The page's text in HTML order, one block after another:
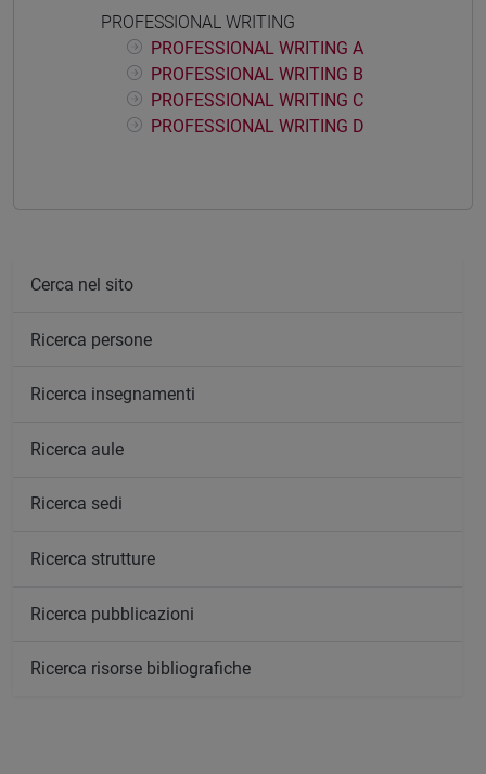
PROFESSIONAL WRITING
PROFESSIONAL WRITING A
PROFESSIONAL WRITING B
PROFESSIONAL WRITING C
PROFESSIONAL WRITING D
Cerca nel sito
Ricerca persone
Ricerca insegnamenti
Ricerca aule
Ricerca sedi
Ricerca strutture
Ricerca pubblicazioni
Ricerca risorse bibliografiche